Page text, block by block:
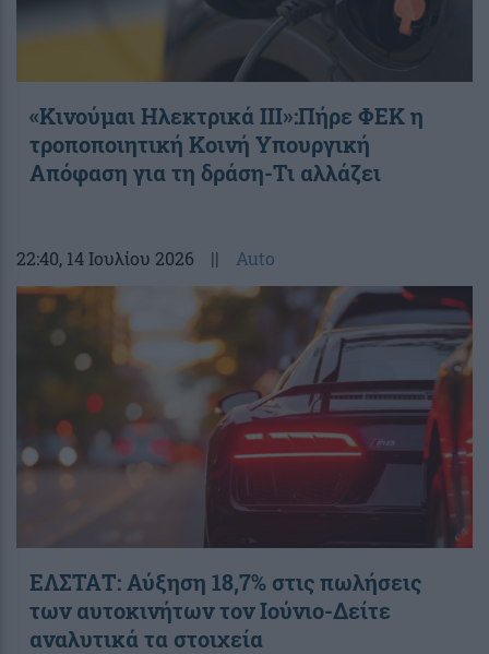
«Κινούμαι Ηλεκτρικά ΙΙΙ»:Πήρε ΦΕΚ η
τροποποιητική Κοινή Υπουργική
Απόφαση για τη δράση-Τι αλλάζει
22:40, 14 Ιουλίου 2026 || Auto
ΕΛΣΤΑΤ: Αύξηση 18,7% στις πωλήσεις
των αυτοκινήτων τον Ιούνιο-Δείτε
αναλυτικά τα στοιχεία